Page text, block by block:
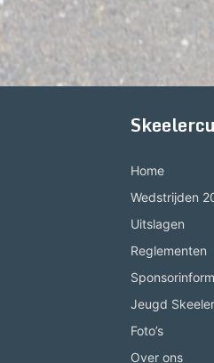
Home
Wedstrijden
Uitslagen
Reglementen
Jeugd
Foto’s
Over ons